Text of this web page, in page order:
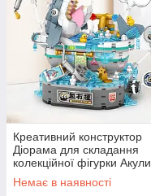
Креативний конструктор
Діорама для складання
колекційної фігурки Акули
769 деталей розвиває
посидючість логіку
Немає в наявності